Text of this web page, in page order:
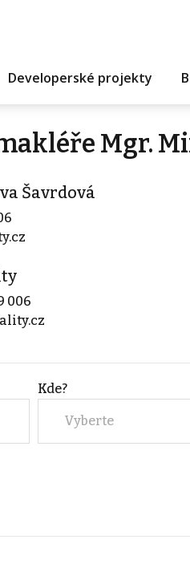
Developerské projekty
Mgr.
Šavrdová
006
Kde?
Vyberte